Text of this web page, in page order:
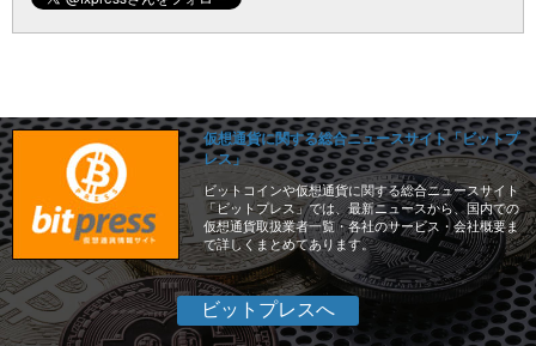
仮想通貨に関する総合ニュースサイト「ビットプ
レス」
ビットコインや仮想通貨に関する総合ニュースサイト
「ビットプレス」では、最新ニュースから、国内での
仮想通貨取扱業者一覧・各社のサービス・会社概要ま
で詳しくまとめてあります。
ビットプレスへ